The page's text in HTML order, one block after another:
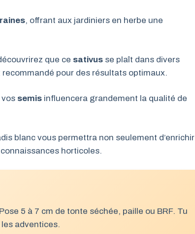
, offrant aux jardiniers en herbe une
que ce sativus se plaît dans divers
pour des résultats optimaux.
vos semis influencera grandement la qualité de
blanc vous permettra non seulement d’enrichir
horticoles.
5 à 7 cm de tonte séchée, paille ou BRF. Tu
adventices.